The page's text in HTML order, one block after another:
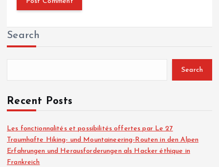
Search
Search
Recent Posts
Les fonctionnalités et possibilités offertes par Le 27
Traumhafte Hiking- und Mountaineering-Routen in den Alpen
Erfahrungen und Herausforderungen als Hacker éthique in
Frankreich